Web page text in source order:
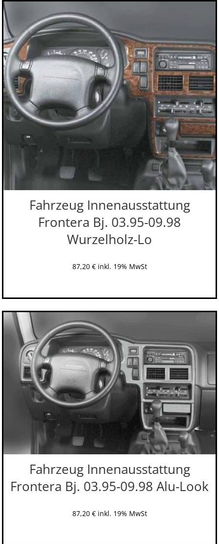
Fahrzeug Innenausstattung
Frontera Bj. 03.95-09.98
Wurzelholz-Lo
87,20 € inkl. 19% MwSt
Fahrzeug Innenausstattung
Frontera Bj. 03.95-09.98 Alu-Look
87,20 € inkl. 19% MwSt